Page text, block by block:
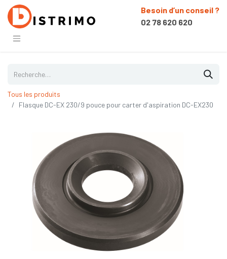
Besoin d’un conseil ?
02 78 620 620
Tous les produits
Flasque DC-EX 230/9 pouce pour carter d'aspiration DC-EX230